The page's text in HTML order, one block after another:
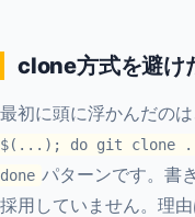
clone方式を避け
最初に頭に浮かんだの
$(...); do git clone
done パターンです。書
採用していません。理由